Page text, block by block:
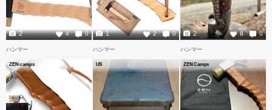
4 0
2 2 0
1 8 0
2
ハンマー
ZEN camps
ハンマー
US
ハンマー
ZEN Camps